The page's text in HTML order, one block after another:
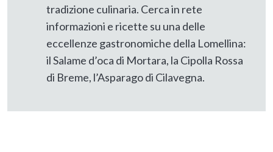
tradizione culinaria. Cerca in rete
informazioni e ricette su una delle
eccellenze gastronomiche della Lomellina:
il Salame d’oca di Mortara, la Cipolla Rossa
di Breme, l’Asparago di Cilavegna.